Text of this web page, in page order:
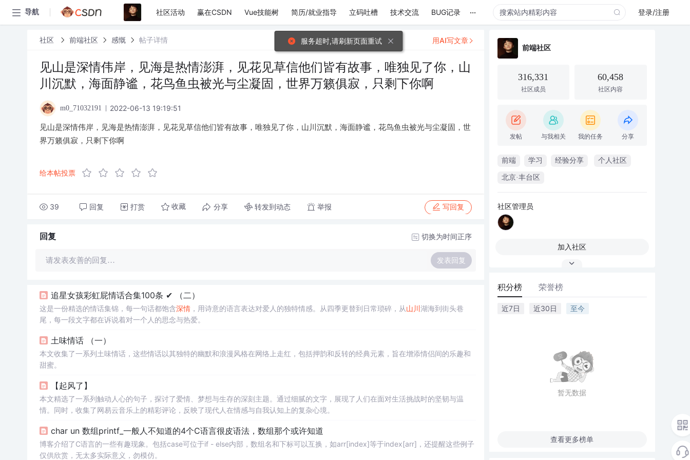
导航 社区活动 赢在CSDN Vue技能树 简历/就业指导 立码吐槽 技术交流 BUG记录 ... 登录/注册
社区 前端社区 感慨 帖子详情
见山是深情伟岸，见海是热情澎湃，见花见草信他们皆有故事，唯独见了你，山
川沉默，海面静谧，花鸟鱼虫被光与尘凝固，世界万籁俱寂，只剩下你啊
m0_71032191 2022-06-13 19:19:51
见山是深情伟岸，见海是热情澎湃，见花见草信他们皆有故事，唯独见了你，山川沉默，海面静谧，花鸟鱼虫被光与尘凝固，世
界万籁俱寂，只剩下你啊
给本帖投票
39 回复 打赏 收藏 分享 转发到动态 举报 写回复
用AI写文章
回复 切换为时间正序
请发表友善的回复… 发表回复
追星女孩彩虹屁情话合集100条 ✔︎ （二）
这是一份精选的情话集锦，每一句话都饱含深情，用诗意的语言表达对爱人的独特情感。从四季更替到日常琐碎，从山川湖海到街头巷
尾，每一段文字都在诉说着对一个人的思念与热爱。
土味情话 （一）
本文收集了一系列土味情话，这些情话以其独特的幽默和浪漫风格在网络上走红，包括押韵和反转的经典元素，旨在增添情侣间的乐趣和
甜蜜。
【起风了】
本文精选了一系列触动人心的句子，探讨了爱情、梦想与生存的深刻主题。通过细腻的文字，展现了人们在面对生活挑战时的坚韧与温
情。同时，收集了网易云音乐上的精彩评论，反映了现代人在情感与自我认知上的复杂心境。
char un 数组printf_一般人不知道的4个C语言很皮语法，数组那个或许知道
博客介绍了C语言的一些有趣现象。包括case可位于if - else内部，数组名和下标可以互换，如arr[index]等于index[arr]，还提醒这些例子
仅供欣赏，无太多实际意义，勿模仿。
前端社区
316,331
社区成员
60,458
社区内容
发帖 与我相关 我的任务 分享
前端 学习 经验分享 个人社区
北京·丰台区
社区管理员
加入社区
积分榜 荣誉榜
近7日 近30日 至今
暂无数据
查看更多榜单
服务超时,请刷新页面重试